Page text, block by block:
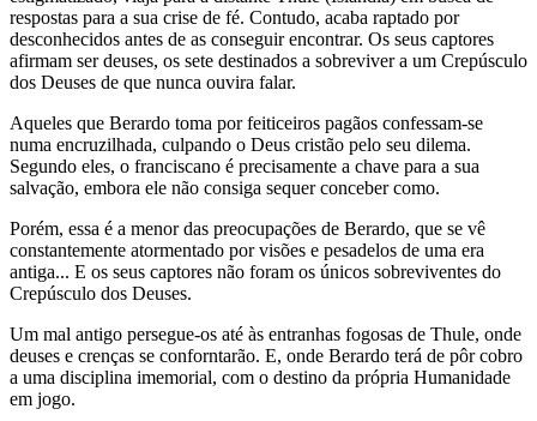
respostas para a sua crise de fé. Contudo, acaba raptado por
desconhecidos antes de as conseguir encontrar. Os seus captores
afirmam ser deuses, os sete destinados a sobreviver a um Crepúsculo
dos Deuses de que nunca ouvira falar.
Aqueles que Berardo toma por feiticeiros pagãos confessam-se
numa encruzilhada, culpando o Deus cristão pelo seu dilema.
Segundo eles, o franciscano é precisamente a chave para a sua
salvação, embora ele não consiga sequer conceber como.
Porém, essa é a menor das preocupações de Berardo, que se vê
constantemente atormentado por visões e pesadelos de uma era
antiga... E os seus captores não foram os únicos sobreviventes do
Crepúsculo dos Deuses.
Um mal antigo persegue-os até às entranhas fogosas de Thule, onde
deuses e crenças se conforntarão. E, onde Berardo terá de pôr cobro
a uma disciplina imemorial, com o destino da própria Humanidade
em jogo.